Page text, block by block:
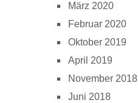
März 2020
Februar 2020
Oktober 2019
April 2019
November 2018
Juni 2018